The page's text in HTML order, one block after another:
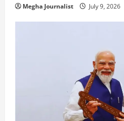
Megha Journalist July 9, 2026